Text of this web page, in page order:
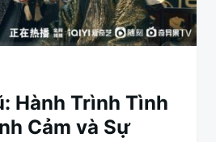
Hành Trình Tình
Cảm và Sự